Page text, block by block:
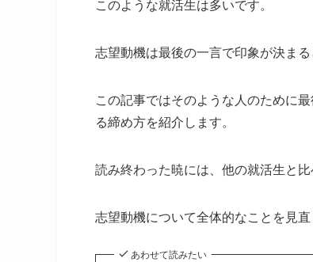
このような就活生は多いです。
志望動機は最後の一言で印象が決ま
この記事ではそのような人のために
る締め方を紹介します。
読み終わった暁には、他の就活生と
志望動機について全体的なことを見
あわせて読みたい